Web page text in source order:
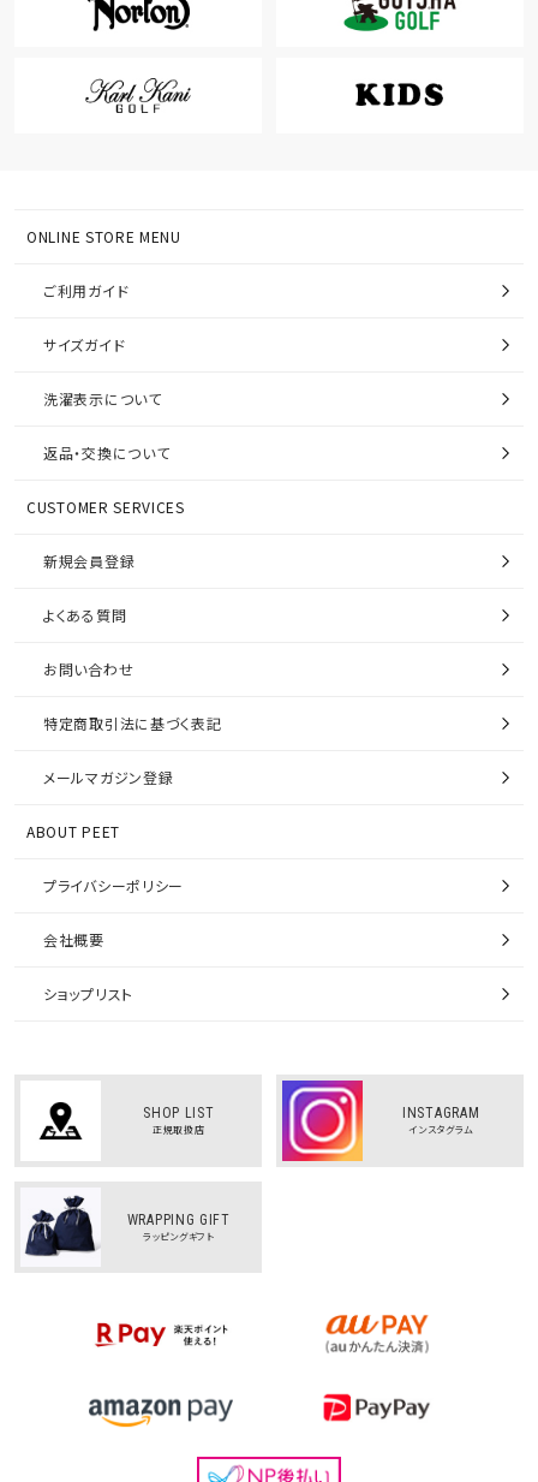
ONLINE STORE MENU
ご利用ガイド
サイズガイド
洗濯表示について
返品・交換について
CUSTOMER SERVICES
新規会員登録
よくある質問
お問い合わせ
特定商取引法に基づく表記
メールマガジン登録
ABOUT PEET
プライバシーポリシー
会社概要
ショップリスト
SHOP LIST
正規取扱店
INSTAGRAM
インスタグラム
WRAPPING GIFT
ラッピングギフト